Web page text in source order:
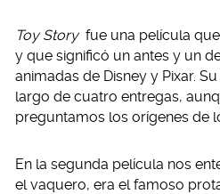
Toy Story fue una película
y que significó un antes y un
animadas de Disney y Pixar.
largo de cuatro entregas,
preguntamos los orígenes de
En la segunda película nos
el vaquero, era el famoso